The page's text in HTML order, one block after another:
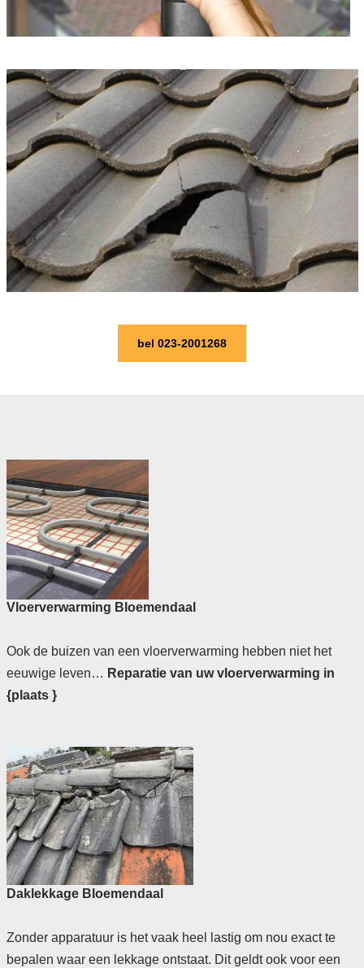
bel 023-2001268
Vloerverwarming Bloemendaal
Ook de buizen van een vloerverwarming hebben niet het
eeuwige leven… Reparatie van uw vloerverwarming in
{plaats }
Daklekkage Bloemendaal
Zonder apparatuur is het vaak heel lastig om nou exact te
bepalen waar een lekkage ontstaat. Dit geldt ook voor een